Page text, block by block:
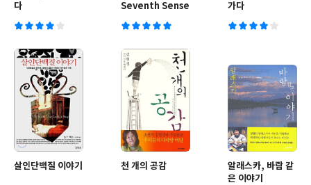
다
Seventh Sense
가다
살인단백질 이야기 천 개의 공감
알래스카, 바람 같
은 이야기